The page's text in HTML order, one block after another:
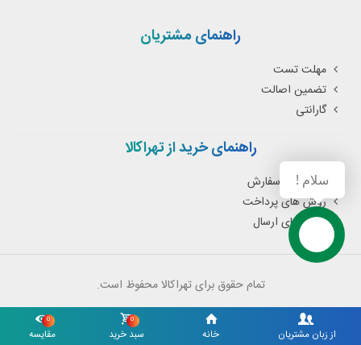
راهنمای مشتریان
مهلت تست
تضمین اصالت
گارانتی
راهنمای خرید از تهراکالا
نحوه ثبت سفارش
روش های پرداخت
روش های ارسال
تمام حقوق برای تهراکالا محفوظ است.
از زبان مشتریان خانه سبد خرید
0
مقایسه
0
سلام !